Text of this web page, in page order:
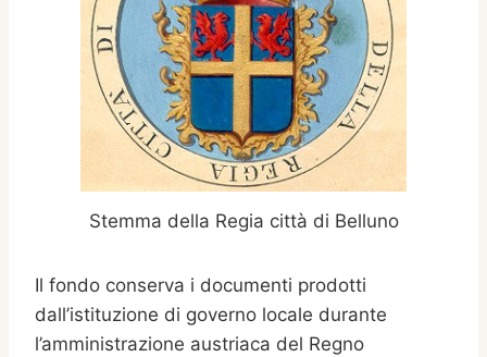
Stemma della Regia città di Belluno
Il fondo conserva i documenti prodotti
dall’istituzione di governo locale durante
l’amministrazione austriaca del Regno